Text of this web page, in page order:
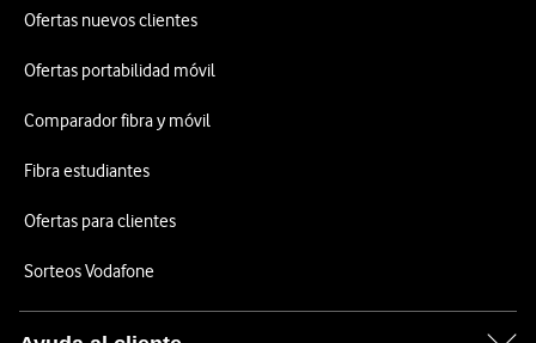
Ofertas nuevos clientes
Ofertas portabilidad móvil
Comparador fibra y móvil
Fibra estudiantes
Ofertas para clientes
Sorteos Vodafone